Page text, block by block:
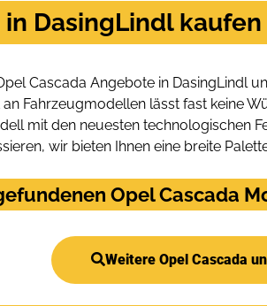
in DasingLindl
Cascada Angebote in DasingLindl
Fahrzeugmodellen lässt fast keine
mit den neuesten technologischen
wir bieten Ihnen eine breite
Opel Cascada
Weitere Opel Cascada